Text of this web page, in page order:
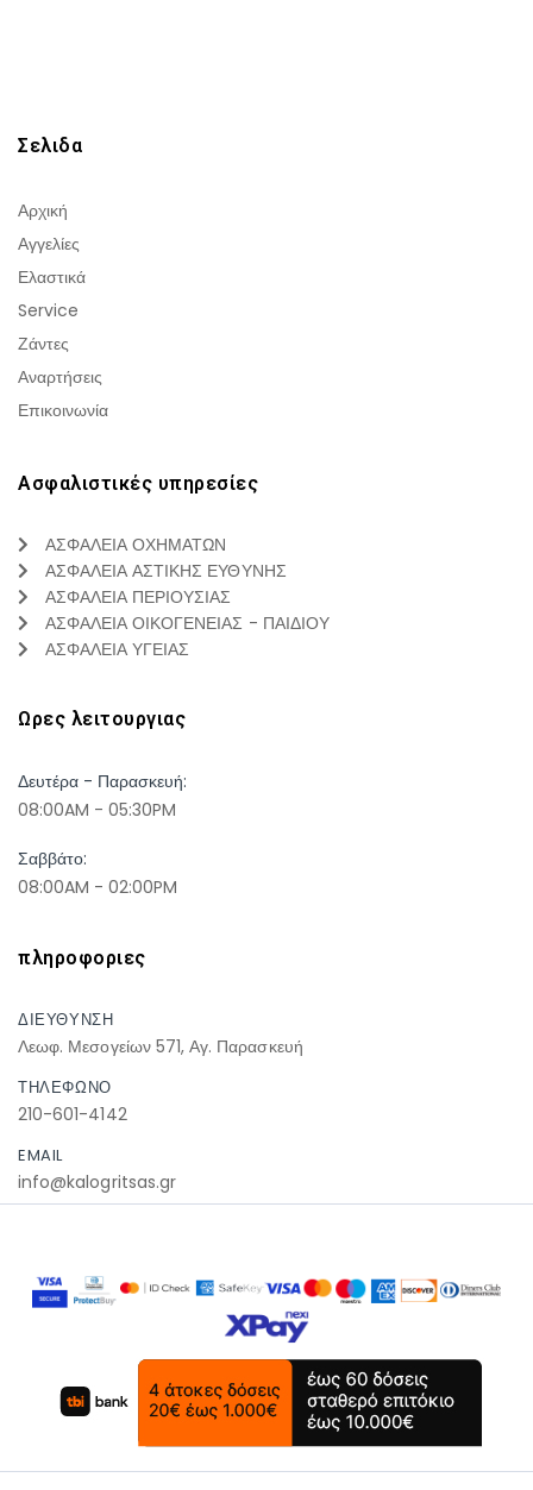
Σελιδα
Αρχική
Αγγελίες
Ελαστικά
Service
Ζάντες
Αναρτήσεις
Επικοινωνία
Ασφαλιστικές υπηρεσίες
ΑΣΦΑΛΕΙΑ ΟΧΗΜΑΤΩΝ
ΑΣΦΑΛΕΙΑ ΑΣΤΙΚΗΣ ΕΥΘΥΝΗΣ
ΑΣΦΑΛΕΙΑ ΠΕΡΙΟΥΣΙΑΣ
ΑΣΦΑΛΕΙΑ ΟΙΚΟΓΕΝΕΙΑΣ - ΠΑΙΔΙΟΥ
ΑΣΦΑΛΕΙΑ ΥΓΕΙΑΣ
Ωρες λειτουργιας
Δευτέρα - Παρασκευή:
08:00AM - 05:30PM
Σαββάτο:
08:00AM - 02:00PM
πληροφοριες
ΔΙΕΥΘΥΝΣΗ
Λεωφ. Μεσογείων 571, Αγ. Παρασκευή
ΤΗΛΕΦΩΝΟ
210-601-4142
EMAIL
info@kalogritsas.gr